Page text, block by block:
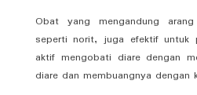
Obat yang mengandung
seperti norit, juga efektif untuk
aktif mengobati diare dengan
diare dan membuangnya dengan